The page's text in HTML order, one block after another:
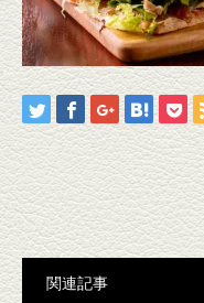
関連記事